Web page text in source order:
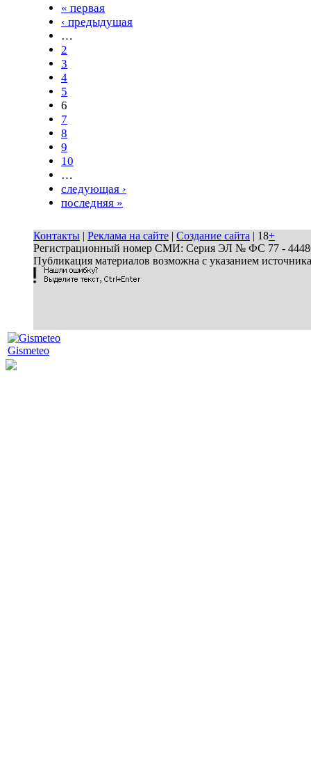
« первая
‹ предыдущая
…
2
3
4
5
6
7
8
9
10
…
следующая ›
последняя »
Контакты | Реклама на сайте | Создание сайта | 18+
Регистрационный номер СМИ: Серия ЭЛ № ФС 77 - 44486
Публикация материалов возможна с указанием
Gismeteo